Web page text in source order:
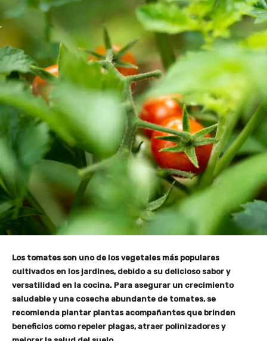
Los tomates son uno de los vegetales más populares
cultivados en los jardines, debido a su delicioso sabor y
versatilidad en la cocina. Para asegurar un crecimiento
saludable y una cosecha abundante de tomates, se
recomienda plantar plantas acompañantes que brinden
beneficios como repeler plagas, atraer polinizadores y